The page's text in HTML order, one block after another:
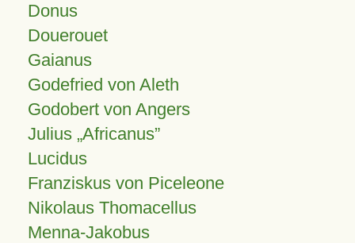
Donus
Douerouet
Gaianus
Godefried von Aleth
Godobert von Angers
Julius Africanus
Lucidus
Franziskus von Piceleone
Nikolaus Thomacellus
Menna-Jakobus